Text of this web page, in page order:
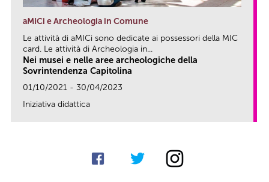
aMICi e Archeologia in Comune
Le attività di aMICi sono dedicate ai possessori della MIC
card. Le attività di Archeologia in...
Nei musei e nelle aree archeologiche della
Sovrintendenza Capitolina
01/10/2021 - 30/04/2023
Iniziativa didattica